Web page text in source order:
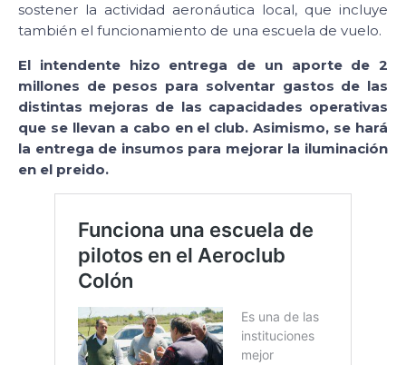
sostener la actividad aeronáutica local, que incluye
también el funcionamiento de una escuela de vuelo.
El intendente hizo entrega de un aporte de 2
millones de pesos para solventar gastos de las
distintas mejoras de las capacidades operativas
que se llevan a cabo en el club. Asimismo, se hará
la entrega de insumos para mejorar la iluminación
en el preido.